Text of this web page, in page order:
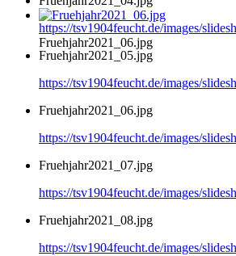
Fruehjahr2021_06.jpg
https://tsv1904feucht.de/images/
Fruehjahr2021_05.jpg
https://tsv1904feucht.de/images/
Fruehjahr2021_06.jpg
https://tsv1904feucht.de/images/
Fruehjahr2021_07.jpg
https://tsv1904feucht.de/images/
Fruehjahr2021_08.jpg
https://tsv1904feucht.de/images/